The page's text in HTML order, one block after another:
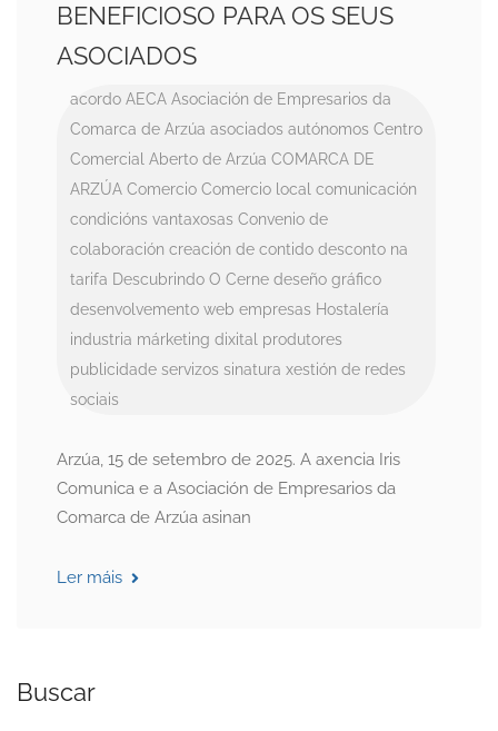
BENEFICIOSO PARA OS SEUS
ASOCIADOS
acordo AECA Asociación de Empresarios da
Comarca de Arzúa asociados autónomos Centro
Comercial Aberto de Arzúa COMARCA DE
ARZÚA Comercio Comercio local comunicación
condicións vantaxosas Convenio de
colaboración creación de contido desconto na
tarifa Descubrindo O Cerne deseño gráfico
desenvolvemento web empresas Hostalería
industria márketing dixital
produtores
publicidade servizos sinatura xestión de redes
sociais
Arzúa, 15 de setembro de 2025. A axencia Iris
Comunica e a Asociación de Empresarios da
Comarca de Arzúa asinan
Ler máis
Buscar